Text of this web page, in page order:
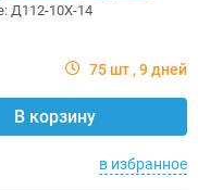
Д112-10X-14
75 шт 9 дней
В корзину
в избранное